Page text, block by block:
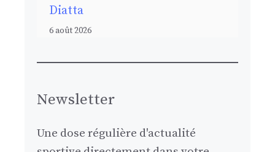
Diatta
6 août 2026
Newsletter
Une dose régulière d'actualité